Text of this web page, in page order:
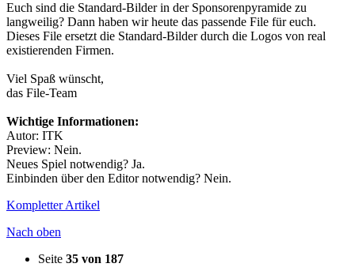
Euch sind die Standard-Bilder in der Sponsorenpyramide zu
langweilig? Dann haben wir heute das passende File für euch.
Dieses File ersetzt die Standard-Bilder durch die Logos von real
existierenden Firmen.
Viel Spaß wünscht,
das File-Team
Wichtige Informationen:
Autor: ITK
Preview: Nein.
Neues Spiel notwendig? Ja.
Einbinden über den Editor notwendig? Nein.
Kompletter Artikel
Nach oben
Seite 35 von 187